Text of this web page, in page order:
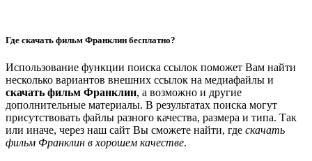
Где скачать фильм Франклин бесплатно?
Использование функции поиска ссылок поможет Вам найти
несколько вариантов внешних ссылок на медиафайлы и
скачать фильм Франклин, а возможно и другие
дополнительные материалы. В результатах поиска могут
присутствовать файлы разного качества, размера и типа. Так
или иначе, через наш сайт Вы сможете найти, где скачать
фильм Франклин в хорошем качестве.